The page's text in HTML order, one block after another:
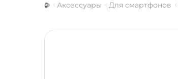
Аксессуары Для смартфонов